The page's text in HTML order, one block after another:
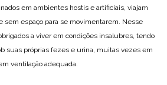
em ambientes hostis e artificiais, viajam
sem espaço para se movimentarem. Nesse
a viver em condições insalubres, tendo
suas próprias fezes e urina, muitas vezes em
ventilação adequada.